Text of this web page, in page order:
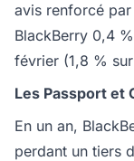
avis renforcé
BlackBerry 0,4
février (1,8 %
Les Passport et
En un an,
perdant un tiers